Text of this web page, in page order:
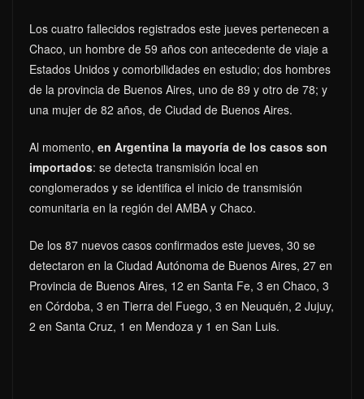
Los cuatro fallecidos registrados este jueves pertenecen a
Chaco, un hombre de 59 años con antecedente de viaje a
Estados Unidos y comorbilidades en estudio; dos hombres
de la provincia de Buenos Aires, uno de 89 y otro de 78; y
una mujer de 82 años, de Ciudad de Buenos Aires.
Al momento, en Argentina la mayoría de los casos son
importados: se detecta transmisión local en
conglomerados y se identifica el inicio de transmisión
comunitaria en la región del AMBA y Chaco.
De los 87 nuevos casos confirmados este jueves, 30 se
detectaron en la Ciudad Autónoma de Buenos Aires, 27 en
Provincia de Buenos Aires, 12 en Santa Fe, 3 en Chaco, 3
en Córdoba, 3 en Tierra del Fuego, 3 en Neuquén, 2 Jujuy,
2 en Santa Cruz, 1 en Mendoza y 1 en San Luis.